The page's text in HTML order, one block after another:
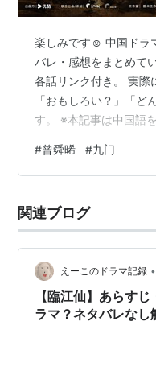
楽しみです☺️ 中国ドラ
バレ・感想をまとめて
各話リンク付き。 実際
「おもしろい？」「ど
す。 ※本記事は中国語
全体の重要部分はわか
公式微博*1からお借り
poupe.hatenadiary.jp
启山 曾舜晞 饰 吴老狗
#曾舜晞 #九门
関連ブログ
えーこのドラマ記録 •
【臨江仙】あらす
ラマ？ネタバレなし